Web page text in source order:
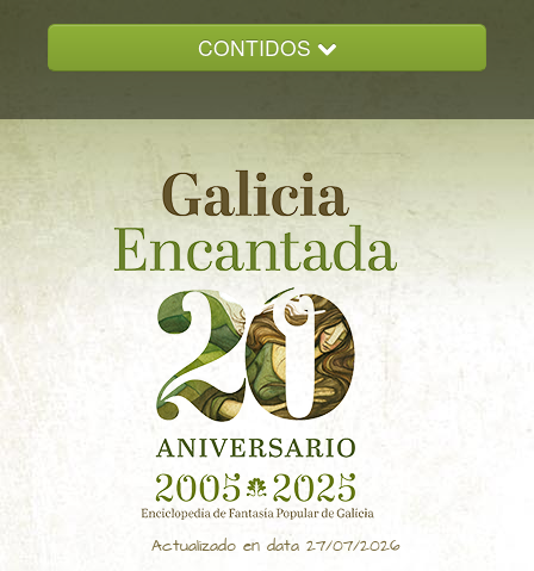
CONTIDOS
GALICIA ENCANTADA
DOCUMENTACION
NOVAS
CONTACTO
Actualizado en data 27/07/2026